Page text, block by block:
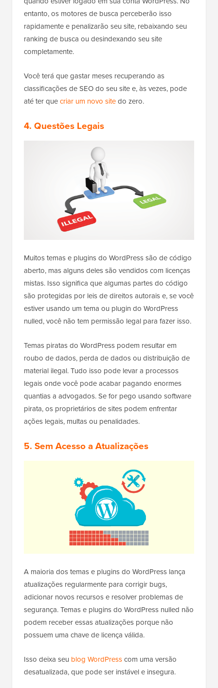
entanto, os motores de busca perceberão isso
rapidamente e penalizarão seu site, rebaixando seu
ranking de busca ou desindexando seu site
completamente.
Você terá que gastar meses recuperando as
classificações de SEO do seu site e, às vezes, pode
até ter quecriar um novo sitedo zero.
4. Questões Legais
Muitos temas e plugins do WordPress são de código
aberto, mas alguns deles são vendidos com licenças
mistas. Isso significa que algumas partes do código
são protegidas por leis de direitos autorais e, se você
estiver usando um tema ou plugin do WordPress
nulled, você não tem permissão legal para fazer isso.
Temas piratas do WordPress podem resultar em
roubo de dados, perda de dados ou distribuição de
material ilegal. Tudo isso pode levar a processos
legais onde você pode acabar pagando enormes
quantias a advogados. Se for pego usando software
pirata, os proprietários de sites podem enfrentar
ações legais, multas ou penalidades.
5. Sem Acesso a Atualizações
A maioria dos temas e plugins do WordPress lança
atualizações regularmente para corrigir bugs,
adicionar novos recursos e resolver problemas de
segurança. Temas e plugins do WordPress nulled não
podem receber essas atualizações porque não
possuem uma chave de licença válida.
Isso deixa seu blog WordPresscom uma versão
desatualizada, que pode ser instável e insegura.